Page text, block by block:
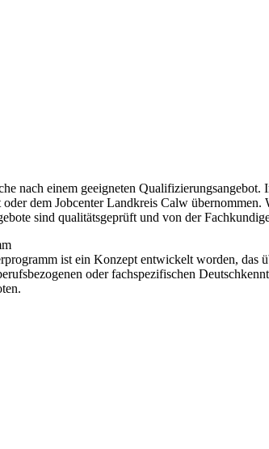
nach einem geeigneten
dem Jobcenter Landkreis Calw
sind qualitätsgeprüft und von der
ist ein Konzept entwickelt worden,
oder fachspezifischen